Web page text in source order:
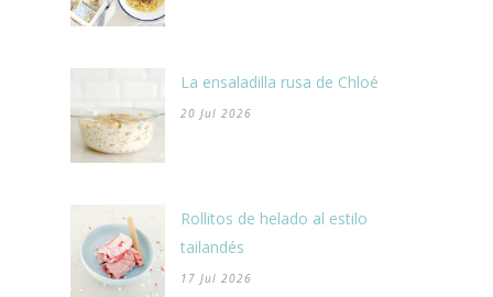
La ensaladilla rusa de Chloé
20 Jul 2026
Rollitos de helado al estilo
tailandés
17 Jul 2026